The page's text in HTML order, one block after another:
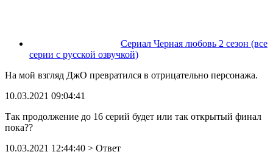
Сериал Черная любовь 2 сезон (все
серии с русской озвучкой)
На мой взгляд ДжО превратился в отрицательно персонажа.
10.03.2021 09:04:41
Так продолжение до 16 серий будет или так открытый финал
пока??
10.03.2021 12:44:40 > Ответ